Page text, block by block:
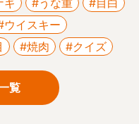
ギ #うな重
#目白
ウイスキー
#焼肉 #クイズ
覧